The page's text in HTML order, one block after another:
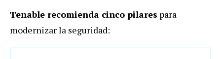
Tenable recomienda cinco pilares para
modernizar la seguridad: